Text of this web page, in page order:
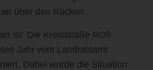
über den Rücken.
ist: Die Kreisstraße RO5
Jahr vom Landratsamt
Dabei wurde die Situation